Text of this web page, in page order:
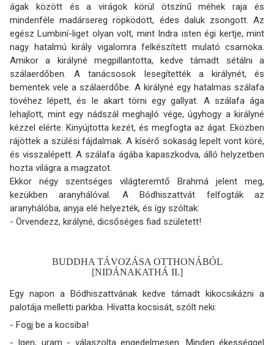
ágak között és a virágok körül ötszínű méhek raja és
mindenféle madársereg röpködött, édes daluk zsongott. Az
egész Lumbiní-liget olyan volt, mint Indra isten égi kertje, mint
nagy hatalmú király vigalomra felkészített mulató csarnoka.
Amikor a királyné megpillantotta, kedve támadt sétálni a
szálaerdőben. A tanácsosok lesegítették a királynét, és
bementek vele a szálaerdőbe. A királyné egy hatalmas szálafa
tövéhez lépett, és le akart törni egy gallyat. A szálafa ága
lehajlott, mint egy nádszál meghajló vége, úgyhogy a királyné
kézzel elérte. Kinyújtotta kezét, és megfogta az ágat. Eközben
rájöttek a szülési fájdalmak. A kísérő sokaság lepelt vont köré,
és visszalépett. A szálafa ágába kapaszkodva, álló helyzetben
hozta világra a magzatot.
Ekkor négy szentséges világteremtő Brahmá jelent meg,
kezükben aranyhálóval. A Bódhiszattvát felfogták az
aranyhálóba, anyja elé helyezték, és így szóltak:
- Örvendezz, királyné, dicsőséges fiad született!
BUDDHA TÁVOZÁSA OTTHONÁBÓL
[NIDÁNAKATHÁ II.]
Egy napon a Bódhiszattvának kedve támadt kikocsikázni a
palotája melletti parkba. Hívatta kocsisát, szólt neki:
- Fogj be a kocsiba!
- Igen, uram - válaszolta engedelmesen. Minden ékességgel